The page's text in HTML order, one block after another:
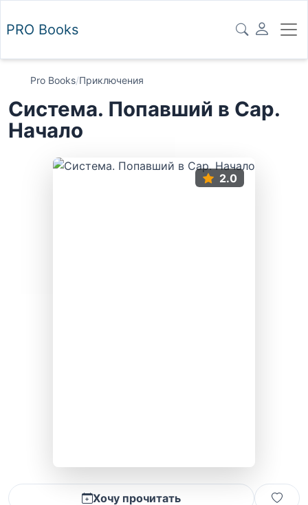
PRO Books
Pro Books/Приключения
Система. Попавший в Сар.
Начало
2.0
Хочу прочитать